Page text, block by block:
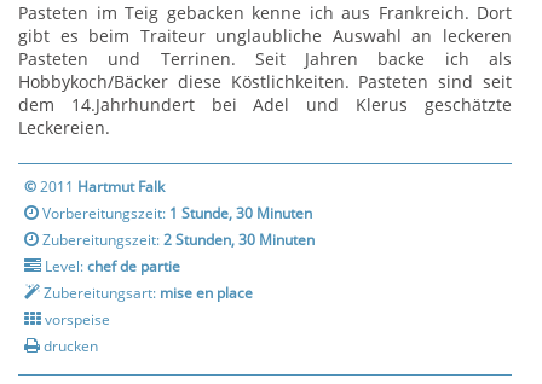
Pasteten im Teig gebacken kenne ich aus Frankreich. Dort
gibt es beim Traiteur unglaubliche Auswahl an leckeren
Pasteten und Terrinen. Seit Jahren backe ich als
Hobbykoch/Bäcker diese Köstlichkeiten. Pasteten sind seit
dem 14.Jahrhundert bei Adel und Klerus geschätzte
Leckereien.
©2011 Hartmut Falk
Vorbereitungszeit: 1 Stunde, 30 Minuten
Zubereitungszeit:2 Stunden, 30 Minuten
Level:chef de partie
Zubereitungsart: mise en place
vorspeise
drucken